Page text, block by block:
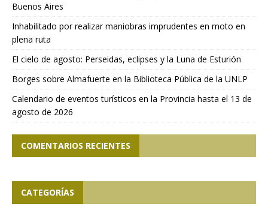
Buenos Aires
Inhabilitado por realizar maniobras imprudentes en moto en
plena ruta
El cielo de agosto: Perseidas, eclipses y la Luna de Esturión
Borges sobre Almafuerte en la Biblioteca Pública de la UNLP
Calendario de eventos turísticos en la Provincia hasta el 13 de
agosto de 2026
COMENTARIOS RECIENTES
CATEGORÍAS